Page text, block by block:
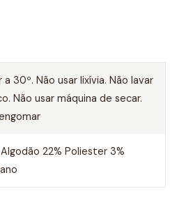
a 30º. Não usar lixívia. Não lavar
Não usar máquina de secar.
22% Poliester 3%